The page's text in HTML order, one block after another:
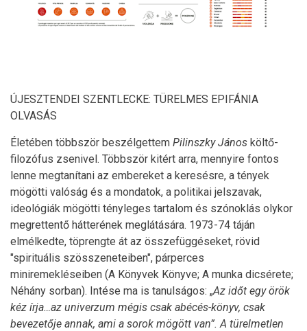
ÚJESZTENDEI SZENTLECKE: TÜRELMES EPIFÁNIA
OLVASÁS
Életében többször beszélgettem Pilinszky János költő-
filozófus zsenivel. Többször kitért arra, mennyire fontos
lenne megtanítani az embereket a keresésre, a tények
mögötti valóság és a mondatok, a politikai jelszavak,
ideológiák mögötti tényleges tartalom és szónoklás olykor
megrettentő hátterének meglátására. 1973-74 táján
elmélkedte, töprengte át az összefüggéseket, rövid
"spirituális szösszeneteiben", párperces
miniremekléseiben (A Könyvek Könyve; A munka dicsérete;
Néhány sorban). Intése ma is tanulságos: „Az időt egy örök
kéz írja…az univerzum mégis csak abécés-könyv, csak
bevezetője annak, ami a sorok mögött van”. A türelmetlen